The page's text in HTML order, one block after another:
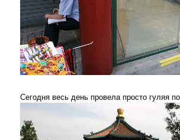
Сегодня весь день провела просто гуляя